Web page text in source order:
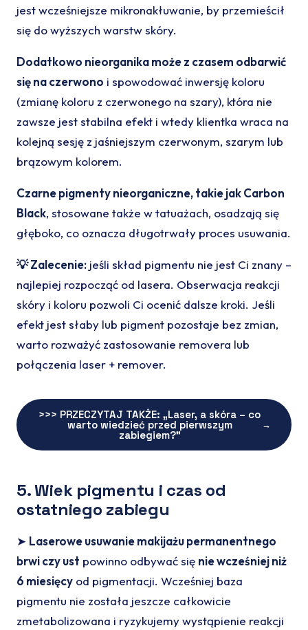
jest wcześniejsze mikronakłuwanie, by przemieścił
się do wyższych warstw skóry.
Dodatkowo nieorganika może z czasem odbarwić
się na czerwono i spowodować inwersję koloru
(zmianę koloru z czerwonego na szary), która nie
zawsze jest stabilna efekt i wtedy klientka wraca na
kolejną sesję z jaśniejszym czerwonym, szarym lub
brązowym kolorem.
Czarne pigmenty nieorganiczne, takie jak Carbon
Black, stosowane także w tatuażach, osadzają się
głęboko, co oznacza długotrwały proces usuwania.
💡Zalecenie: jeśli skład pigmentu nie jest Ci znany –
najlepiej rozpocząć od lasera. Obserwacja reakcji
skóry i koloru pozwoli Ci ocenić dalsze kroki. Jeśli
efekt jest słaby lub pigment pozostaje bez zmian,
warto rozważyć zastosowanie removera lub
połączenia laser + remover.
>>> PRZECZYTAJ TAKŻE: „Laser, a skóra – co
warto wiedzieć przed pierwszym
zabiegiem?”
→
5. Wiek pigmentu i czas od
ostatniego zabiegu
➤ Laserowe usuwanie makijażu permanentnego
brwi czy ust powinno odbywać się nie wcześniej niż
6 miesięcy od pigmentacji. Wcześniej baza
pigmentu nie została jeszcze całkowicie
zmetabolizowana i ryzykujemy wystąpienie reakcji